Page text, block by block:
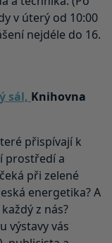
v úterý od 10:00
nejdéle do 16.
sál, Knihovna
přispívají k
prostředí a
při zelené
energetika? A
z nás?
výstavy vás